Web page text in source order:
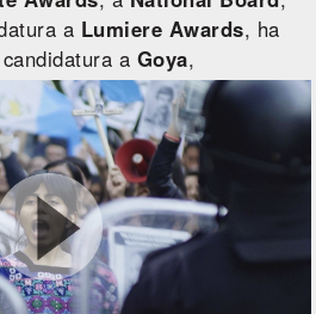
a Lumiere Awards, ha
a Goya,